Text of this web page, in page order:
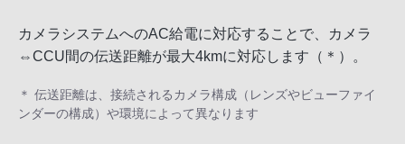
カメラシステムへのAC給電に対応することで、カメラ
⇔CCU間の伝送距離が最大4kmに対応します（＊）。
＊ 伝送距離は、接続されるカメラ構成（レンズやビューファイ
ンダーの構成）や環境によって異なります